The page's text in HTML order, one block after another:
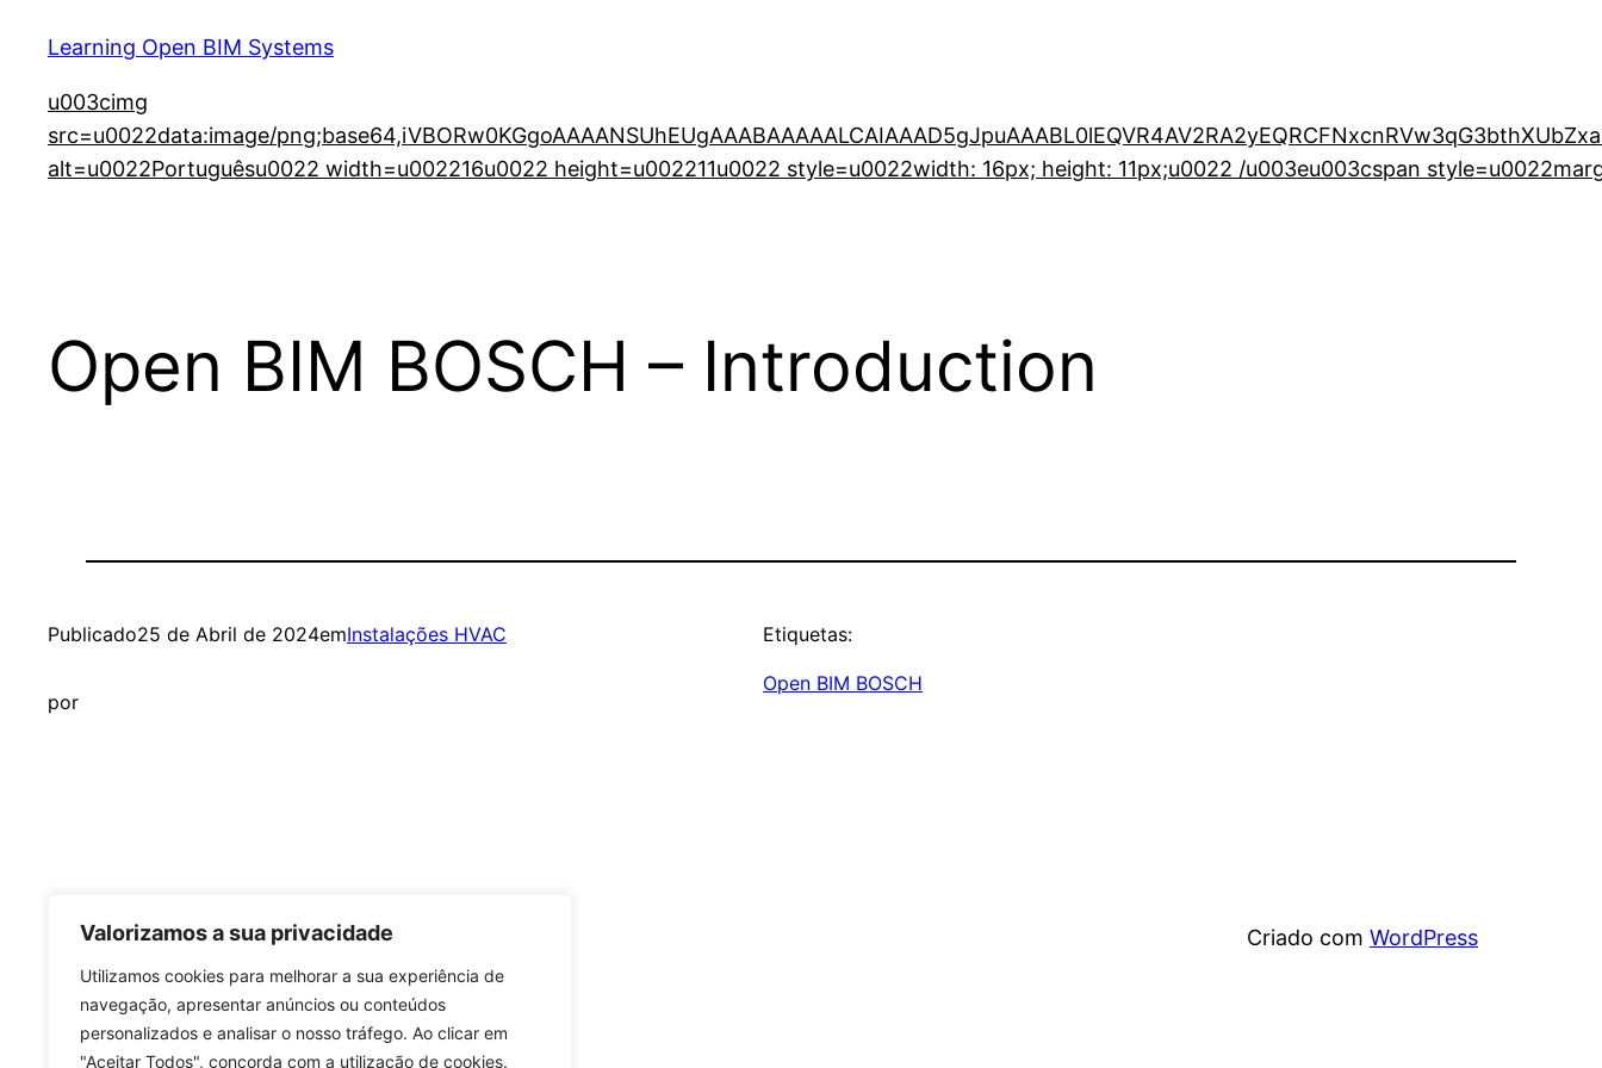
Valorizamos a sua privacidade
Utilizamos cookies para melhorar a sua experiência de
navegação, apresentar anúncios ou conteúdos
personalizados e analisar o nosso tráfego. Ao clicar em
"Aceitar Todos", concorda com a utilização de cookies.
Learning Open BIM Systems
u003cimg
src=u0022data:image/
alt=u0022Portuguêsu0022 width=u002216u0022 height=u002211u0022 style=u0022width: 16px; height: 11px;u0022 /u003eu003cspan
Open BIM BOSCH – Introduction
Publicado25 de Abril de 2024emInstalações HVAC
por
Etiquetas:
Open BIM BOSCH
Learning Open BIM Systems Criado com WordPress